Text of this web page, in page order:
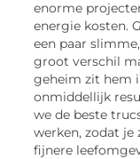
enorme
energie kosten.
een paar
groot verschil
geheim zit hem
onmiddellijk
we de beste
werken, zodat je
fijnere